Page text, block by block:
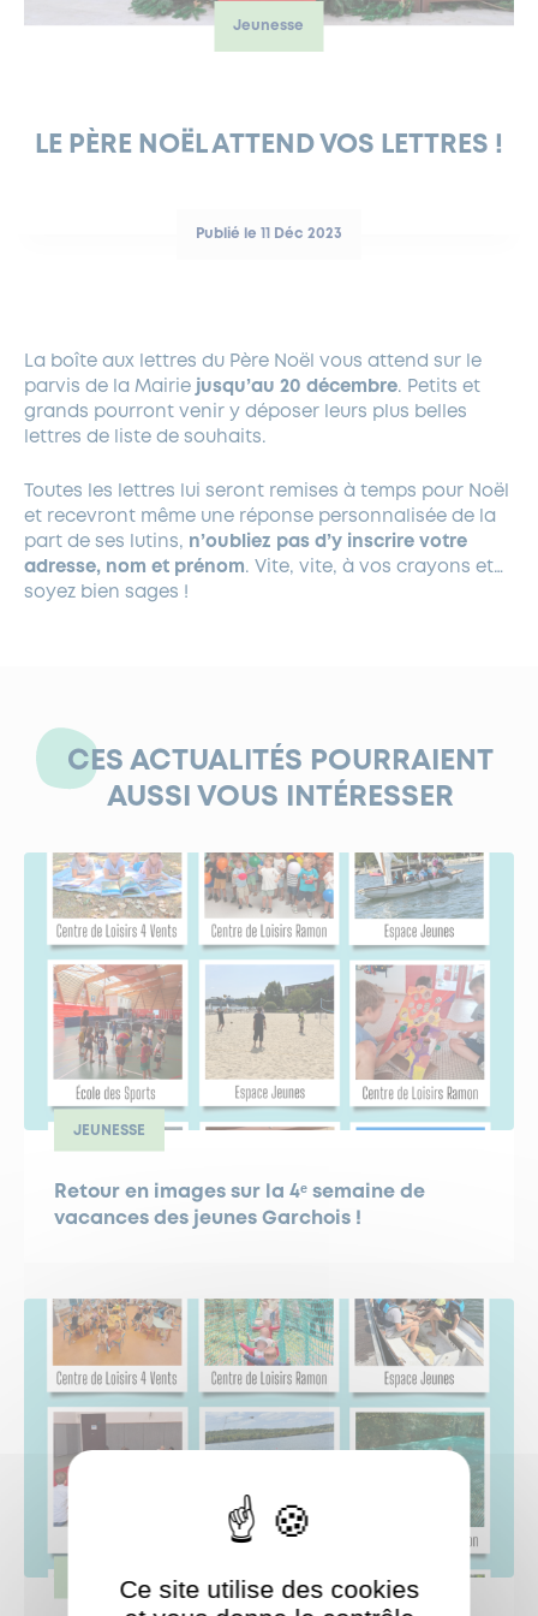
LOCATION DE SALLES
DÉVELOPPEMENT DURABLE
PARCS ET SQUARES DE LA VILLE
DEMANDE D’ABATTAGE
GESTION DU PATRIMOINE ARBORÉ
Jeunesse
LE PÈRE NOËL ATTEND VOS LETTRES !
Publié le 11 Déc 2023
La boîte aux lettres du Père Noël vous attend sur le
parvis de la Mairie jusqu’au 20 décembre. Petits et
grands pourront venir y déposer leurs plus belles
lettres de liste de souhaits.
Toutes les lettres lui seront remises à temps pour Noël
et recevront même une réponse personnalisée de la
part de ses lutins, n’oubliez pas d’y inscrire votre
adresse, nom et prénom. Vite, vite, à vos crayons et…
soyez bien sages !
CES ACTUALITÉS POURRAIENT
AUSSI VOUS INTÉRESSER
JEUNESSE
Retour en images sur la 4ᵉ semaine de
vacances des jeunes Garchois !
Ce site utilise des cookies